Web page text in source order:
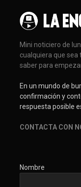
Mini noticiero de
cualquiera que
saber para
En un mundo de
confirmación y
respuesta posible
CONTACTA CON
Nombre